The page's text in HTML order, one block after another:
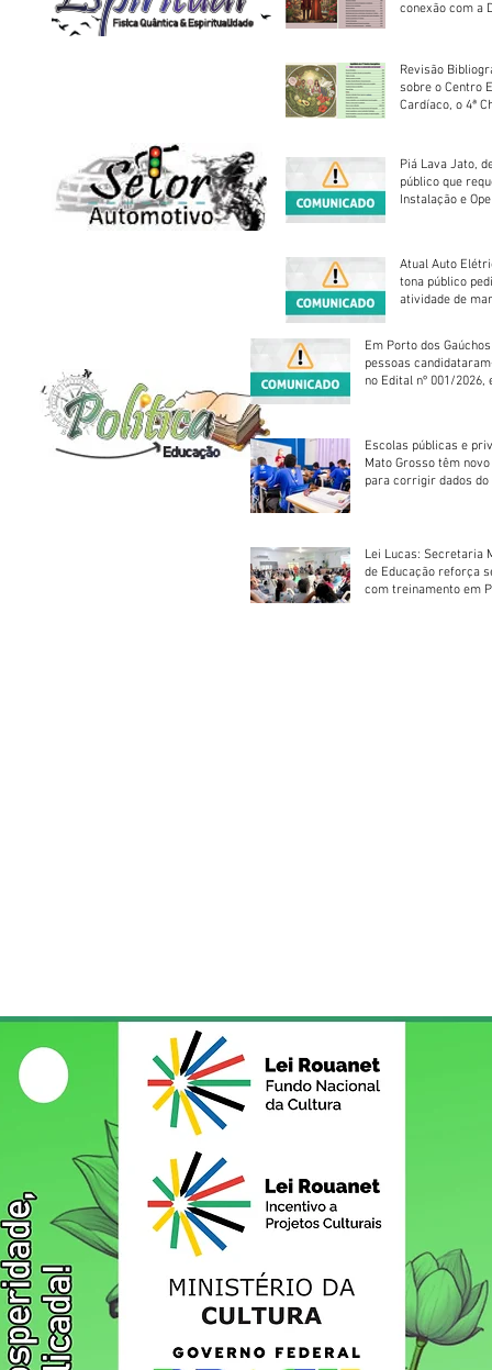
conexão com a
Revisão
sobre o Centro
Cardíaco, o 4ª
Piá Lava Jato,
público que
Instalação e
Atual Auto
tona público
atividade de
Em Porto dos
pessoas
no Edital nº 001/2026,
Escolas públicas e
Mato Grosso têm
para corrigir dados do
Lei Lucas: Secretaria
de Educação reforça
com treinamento em